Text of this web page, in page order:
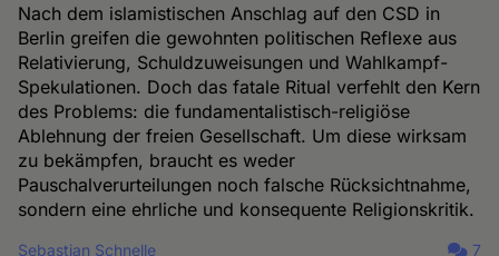
Nach dem islamistischen Anschlag auf den CSD in
Berlin greifen die gewohnten politischen Reflexe aus
Relativierung, Schuldzuweisungen und Wahlkampf-
Spekulationen. Doch das fatale Ritual verfehlt den Kern
des Problems: die fundamentalistisch-religiöse
Ablehnung der freien Gesellschaft. Um diese wirksam
zu bekämpfen, braucht es weder
Pauschalverurteilungen noch falsche Rücksichtnahme,
sondern eine ehrliche und konsequente Religionskritik.
Sebastian Schnelle
7